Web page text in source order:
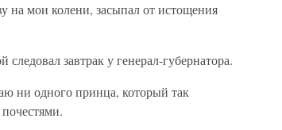
на мои колени, засыпал от истощения
завтрак у генерал-губернатора.
ни одного принца, который так